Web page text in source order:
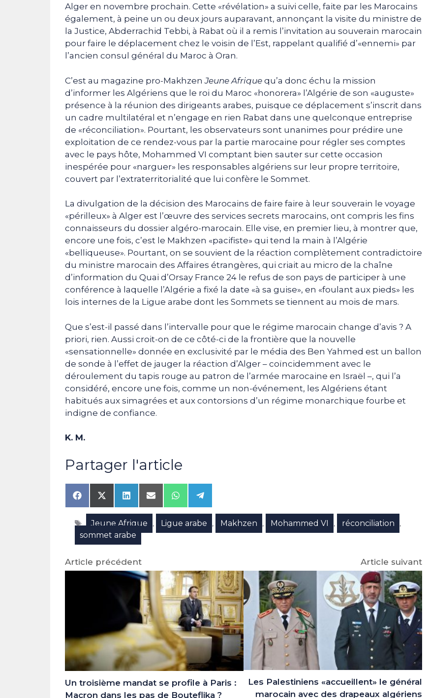
Alger en novembre prochain. Cette «révélation» a suivi celle, faite par les Marocains
également, à peine un ou deux jours auparavant, annonçant la visite du ministre de
la Justice, Abderrachid Tebbi, à Rabat où il a remis l’invitation au souverain marocain
pour faire le déplacement chez le voisin de l’Est, rappelant qualifié d’«ennemi» par
l’ancien consul général du Maroc à Oran.
C’est au magazine pro-MakhzenJeune Afrique qu’a donc échu la mission
d’informer les Algériens que le roi du Maroc «honorera» l’Algérie de son «auguste»
présence à la réunion des dirigeants arabes, puisque ce déplacement s’inscrit dans
un cadre multilatéral et n’engage en rien Rabat dans une quelconque entreprise
de «réconciliation». Pourtant, les observateurs sont unanimes pour prédire une
exploitation de ce rendez-vous par la partie marocaine pour régler ses comptes
avec le pays hôte, Mohammed VI comptant bien sauter sur cette occasion
inespérée pour «narguer» les responsables algériens sur leur propre territoire,
couvert par l’extraterritorialité que lui confère le Sommet.
La divulgation de la décision des Marocains de faire faire à leur souverain le voyage
«périlleux» à Alger est l’œuvre des services secrets marocains, ont compris les fins
connaisseurs du dossier algéro-marocain. Elle vise, en premier lieu, à montrer que,
encore une fois, c’est le Makhzen «pacifiste» qui tend la main à l’Algérie
«belliqueuse». Pourtant, on se souvient de la réaction complètement contradictoire
du ministre marocain des Affaires étrangères, qui criait au micro de la chaîne
d’information du Quai d’Orsay France 24 le refus de son pays de participer à une
conférence à laquelle l’Algérie a fixé la date «à sa guise», en «foulant aux pieds» les
lois internes de la Ligue arabe dont les Sommets se tiennent au mois de mars.
Que s’est-il passé dans l’intervalle pour que le régime marocain change d’avis ? A
priori, rien. Aussi croit-on de ce côté-ci de la frontière que la nouvelle
«sensationnelle» donnée en exclusivité par le média des Ben Yahmed est un ballon
de sonde à l’effet de jauger la réaction d’Alger – coïncidemment avec le
déroulement du tapis rouge au patron de l’armée marocaine en Israël –, qui l’a
considéré, encore une fois, comme un non-événement, les Algériens étant
habitués aux simagrées et aux contorsions d’un régime monarchique fourbe et
indigne de confiance.
K. M.
Partager l'article
Share
on
Facebook
Share
on
X
(Twitter)
Share
on
LinkedIn
Share
on
Email
Share
on
WhatsApp
Share
on
Telegram
Étiquettes
Jeune Afrique , Ligue arabe , Makhzen , Mohammed VI , réconciliation ,
sommet arabe
Article précédent
Un troisième mandat se profile à Paris :
Macron dans les pas de Bouteflika ?
Article suivant
Les Palestiniens «accueillent» le général
marocain avec des drapeaux algériens